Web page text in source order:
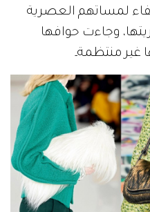
لمساتهم العصرية
وجاءت حوافها
غير منتظمةـ